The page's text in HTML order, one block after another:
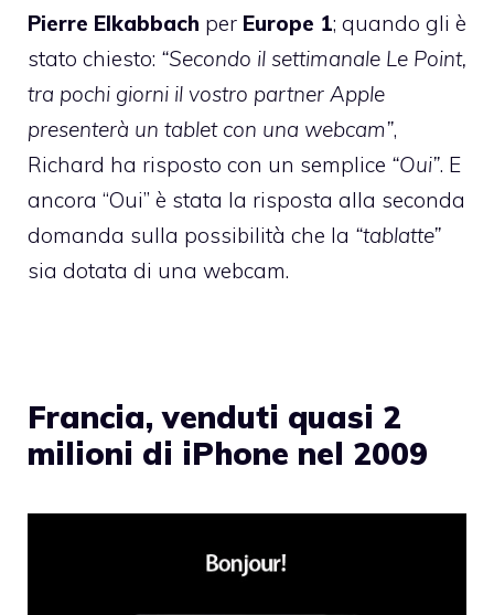
Pierre Elkabbach per Europe 1; quando gli è
stato chiesto: “Secondo il settimanale Le Point,
tra pochi giorni il vostro partner Apple
presenterà un tablet con una webcam”,
Richard ha risposto con un semplice “Oui”. E
ancora “Oui” è stata la risposta alla seconda
domanda sulla possibilità che la “tablatte”
sia dotata di una webcam.
Francia, venduti quasi 2
milioni di iPhone nel 2009